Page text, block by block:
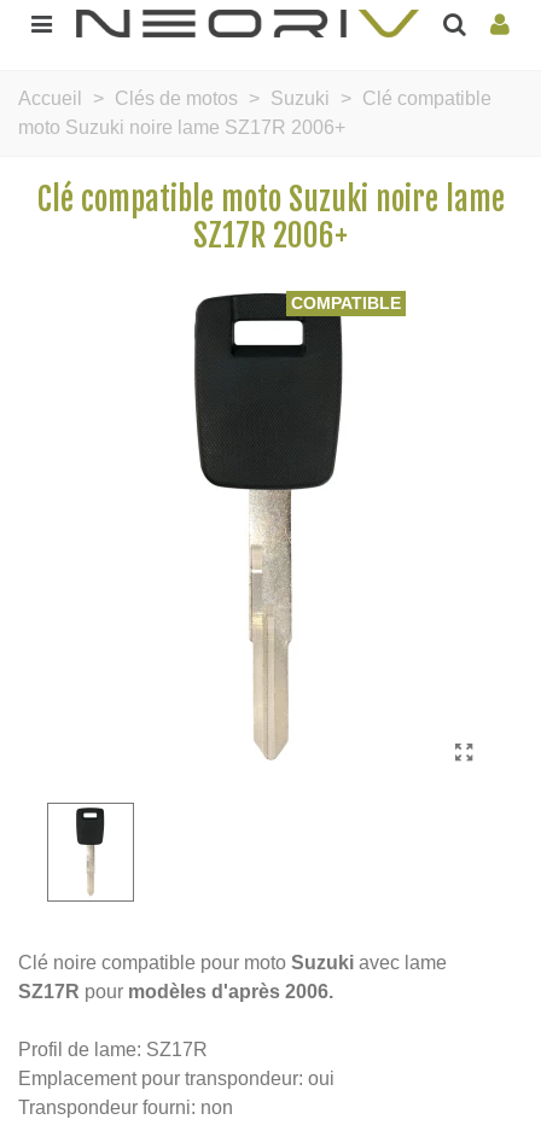
Accueil > Clés de motos > Suzuki > Clé compatible
moto Suzuki noire lame SZ17R 2006+
Clé compatible moto Suzuki noire lame
SZ17R 2006+
COMPATIBLE
Clé noire compatible pour moto Suzuki avec lame
SZ17R pour modèles d'après 2006.
Profil de lame: SZ17R
Emplacement pour transpondeur: oui
Transpondeur fourni: non